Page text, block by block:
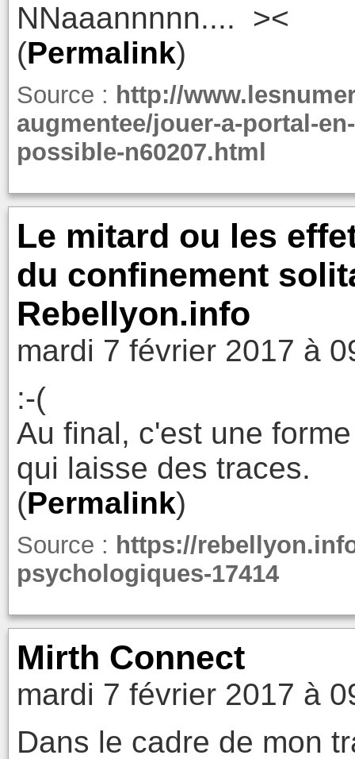
NNaaannnnn.... ><
(Permalink)
Source : http://
augmentee/jouer-a-portal-
possible-n60207.html
Le mitard ou les
du confinement
Rebellyon.info
mardi 7 février 2017 à
:-(
Au final, c'est une
qui laisse des traces.
(Permalink)
Source : https://
psychologiques-17414
Mirth Connect
mardi 7 février 2017 à
Dans le cadre de mon